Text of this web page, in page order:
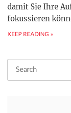
damit Sie Ihre
fokussieren
KEEP READING »